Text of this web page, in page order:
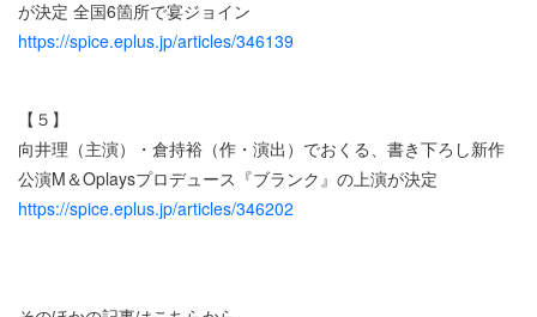
が決定 全国6箇所で宴ジョイン
https://spice.eplus.jp/articles/346139
【５】
向井理（主演）・倉持裕（作・演出）でおくる、書き下ろし新作
公演M＆Oplaysプロデュース『ブランク』の上演が決定
https://spice.eplus.jp/articles/346202